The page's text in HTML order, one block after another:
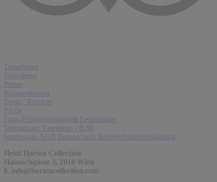
Tripadvisor
Newsletter
Presse
Kooperationen
Team / Karriere
FAQs
Foto-/Filmgenehmigung Leihanfrage
Vermietung Tourismus / B2B
Impressum AGB Datenschutz Barrierefreiheitserklärung
Heidi Horten Collection
Hanuschgasse 3, 1010 Wien
E info@hortencollection.com